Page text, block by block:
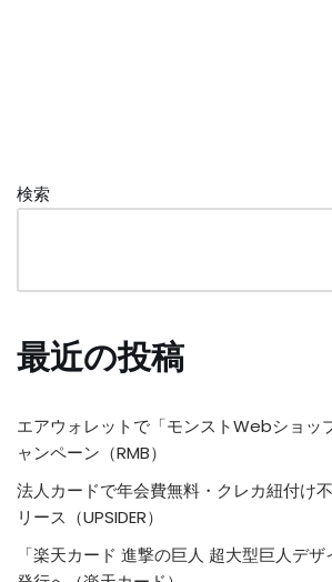
検索
最近の投稿
エアウォレットで「モンストWebショッ
ャンペーン（RMB）
法人カードで年会費無料・クレカ紐付け
リース（UPSIDER）
「楽天カード 進撃の巨人 超大型巨人デザ